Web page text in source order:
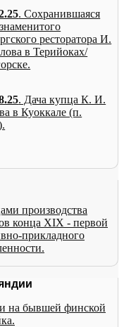
. Сохранившаяся
ресторатора И.
в Терийоках/
. Дача купца К. И.
в Куоккале (п.
производства
конца XIX - первой
прикладного
на бывшей финской